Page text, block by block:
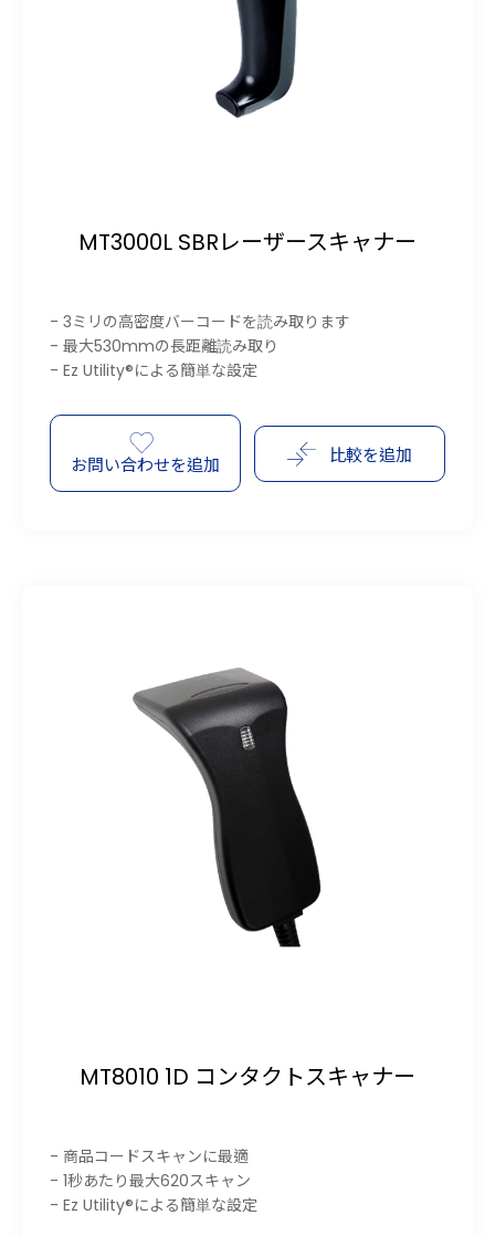
MT3000L SBRレーザースキャナー
- 3ミリの高密度バーコードを読み取ります
- 最大530mmの長距離読み取り
- Ez Utility®による簡単な設定
お問い合わせを追加 比較を追加
MT8010 1D コンタクトスキャナー
- 商品コードスキャンに最適
- 1秒あたり最大620スキャン
- Ez Utility®による簡単な設定